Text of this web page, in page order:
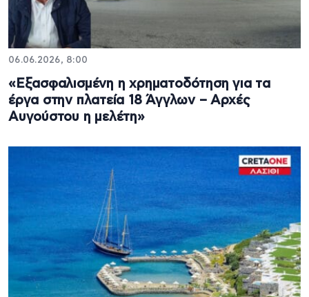
06.06.2026, 8:00
«Εξασφαλισμένη η χρηματοδότηση για τα
έργα στην πλατεία 18 Άγγλων – Αρχές
Αυγούστου η μελέτη»